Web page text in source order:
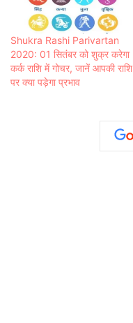
Shukra Rashi Parivartan
2020: 01 सितंबर को शुक्र करेगा
कर्क राशि में गोचर, जानें आपकी राशि
पर क्या पड़ेगा प्रभाव